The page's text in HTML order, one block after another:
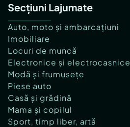
Secțiuni Lajumate
Auto, moto și ambarcațiuni
Imobiliare
Locuri de muncă
Electronice și electrocasnice
Modă și frumusețe
Piese auto
Casă și grădină
Mama și copilul
Sport, timp liber, artă